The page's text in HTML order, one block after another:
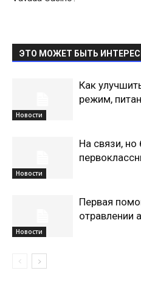
ЭТО МОЖЕТ БЫТЬ
Новости
Как
режим,
Новости
На связи, но
Новости
Первая
отравлении